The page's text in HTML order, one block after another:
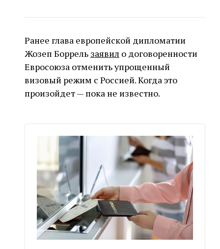
Ранее глава европейской дипломатии
Жозеп Боррель заявил о договоренности
Евросоюза отменить упрощенный
визовый режим с Россией. Когда это
произойдет — пока не известно.